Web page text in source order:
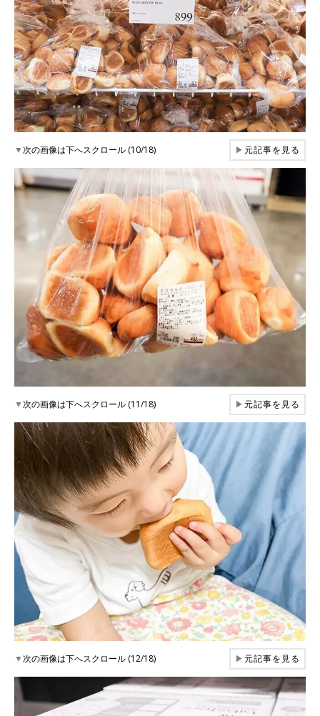
▼次の画像は下へスクロール (10/18) ▶元記事を見る
▼次の画像は下へスクロール (11/18) ▶元記事を見る
▼次の画像は下へスクロール (12/18) ▶元記事を見る